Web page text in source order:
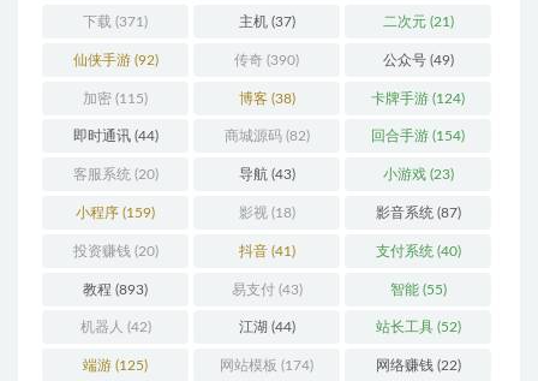
下载 (371) 主机(37) 二次元(21)
仙侠手游(92) 传奇 (390) 公众号(49)
加密 (115) 博客(38) 卡牌手游 (124)
即时通讯(44) 商城源码(82) 回合手游 (154)
客服系统 (20) 导航(43) 小游戏(23)
小程序 (159) 影视(18) 影音系统 (87)
投资赚钱 (20) 抖音(41) 支付系统 (40)
教程 (893) 易支付(43) 智能(55)
机器人 (42) 江湖 (44) 站长工具(52)
端游 (125) 网站模板 (174) 网络赚钱(22)